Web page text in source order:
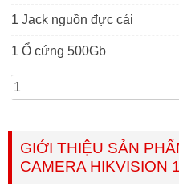
1 Jack nguồn đực cái
1 Ổ cứng 500Gb
Trọn
bộ
camera
Hikvision
GIỚI THIỆU SẢN
CAMERA HIKVISION